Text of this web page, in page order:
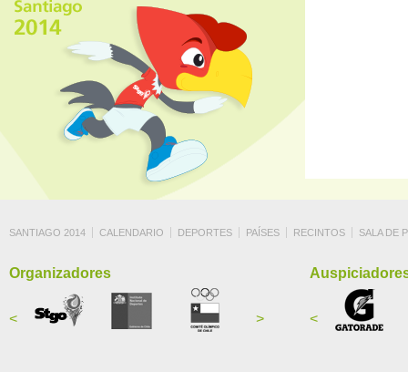
SANTIAGO 2014 CALENDARIO DEPORTES PAÍSES RECINTOS SALA DE
Organizadores
< > <